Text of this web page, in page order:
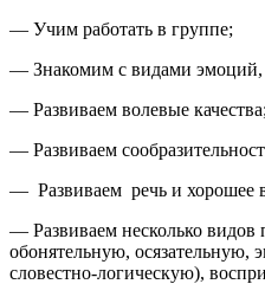
— Учим работать в группе;
— Знакомим с видами эмоций,
— Развиваем волевые качества;
— Развиваем
— Развиваем речь и хорошее
— Развиваем несколько видов
обонятельную, осязательную,
словестно-логическую),